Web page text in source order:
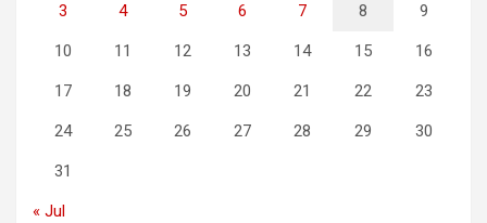
3 4 5 6 7 8 9
10 11 12 13 14 15 16
17 18 19 20 21 22 23
24 25 26 27 28 29 30
31
« Jul